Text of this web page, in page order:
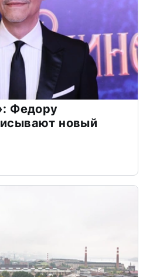
Федору
новый